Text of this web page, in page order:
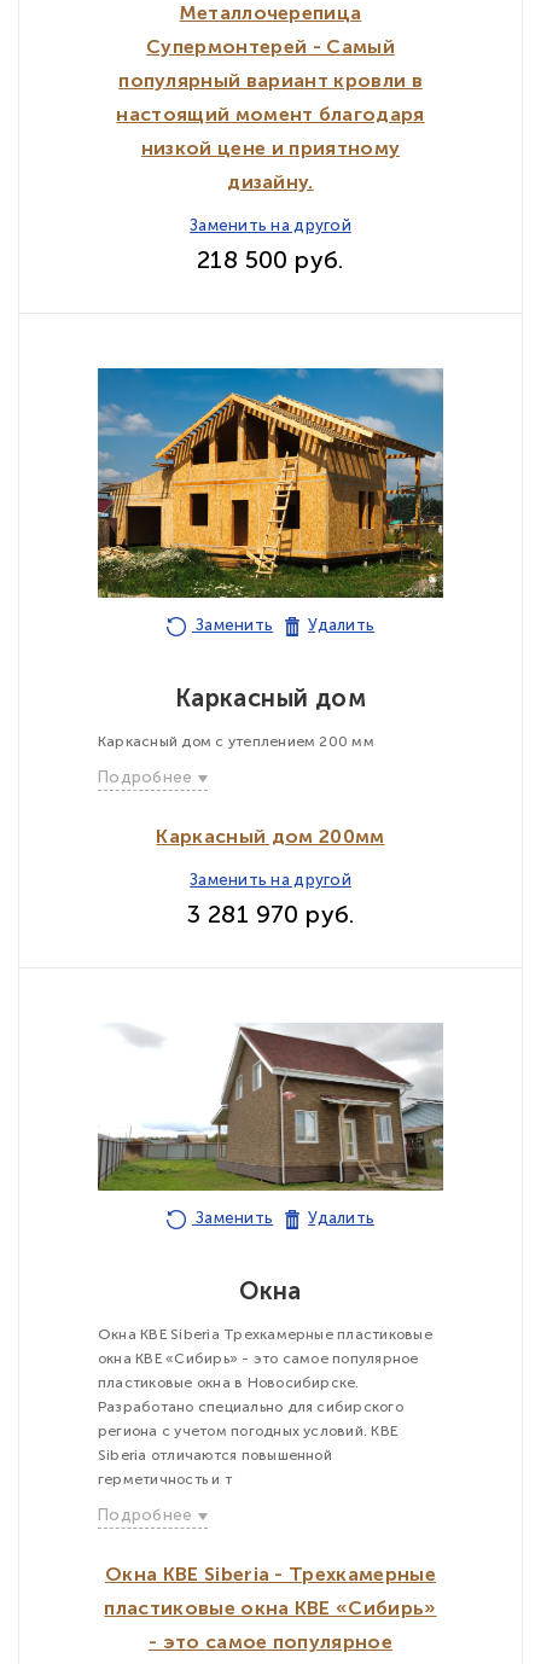
Металлочерепица
Супермонтерей - Самый
популярный вариант кровли в
настоящий момент благодаря
низкой цене и приятному
дизайну.
Заменить на другой
218 500 руб.
Заменить Удалить
Каркасный дом
Каркасный дом с утеплением 200 мм
Подробнее
Каркасный дом 200мм
Заменить на другой
3 281 970 руб.
Заменить Удалить
Окна
Окна KBE Siberia Трехкамерные пластиковые
окна KBE «Сибирь» - это самое популярное
пластиковые окна в Новосибирске.
Разработано специально для сибирского
региона с учетом погодных условий. KBE
Siberia отличаются повышенной
герметичность и т
Подробнее
Окна KBE Siberia - Трехкамерные
пластиковые окна KBE «Сибирь»
- это самое популярное